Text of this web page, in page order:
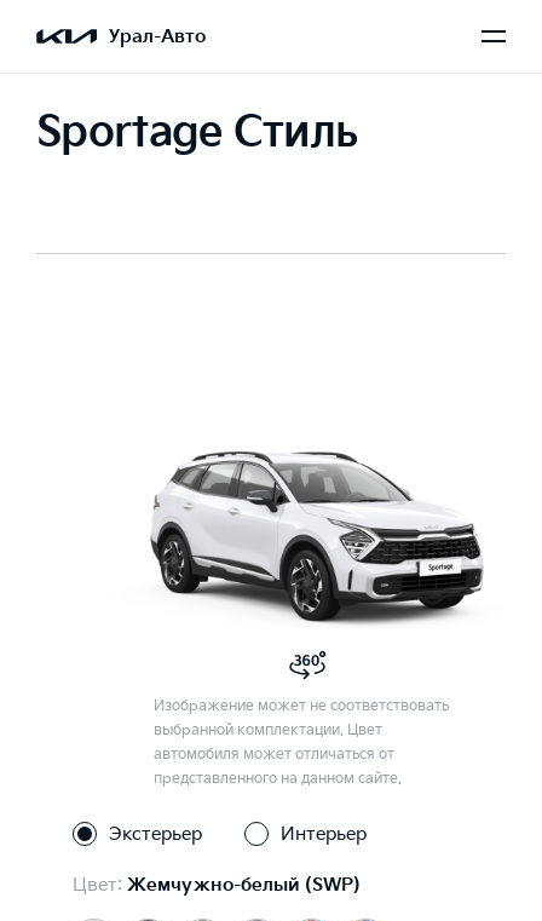
Урал-Авто
Sportage Стиль
Изображение может не соответствовать
выбранной комплектации. Цвет
автомобиля может отличаться от
представленного на данном сайте.
Экстерьер Интерьер
Цвет: Жемчужно-белый (SWP)